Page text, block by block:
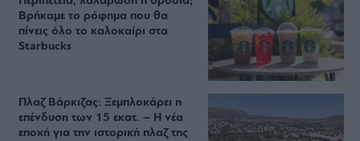
Βρήκαμε το ρόφημα που θα
πίνεις όλο το καλοκαίρι στα
Starbucks
Πλαζ Βάρκιζας: Ξεμπλοκάρει η
επένδυση των 15 εκατ. – Η νέα
εποχή για την ιστορική πλαζ της